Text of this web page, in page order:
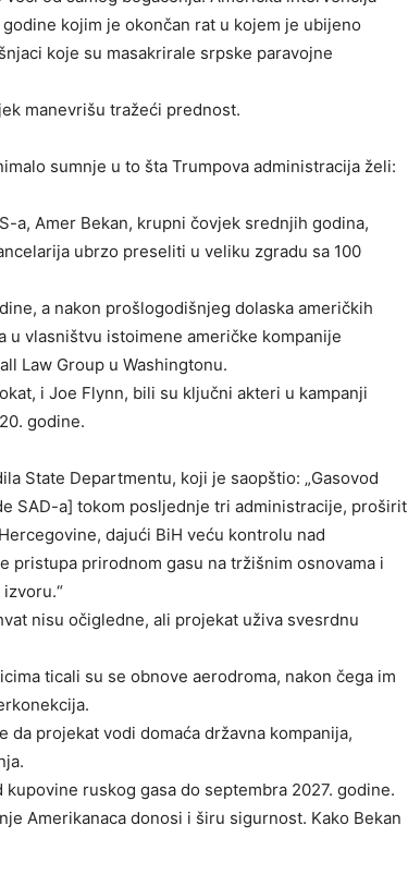
kojim je okončan rat u kojem je ubijeno
koje su masakrirale srpske paravojne
manevrišu tražeći prednost.
sumnje u to šta Trumpova administracija želi:
a, Amer Bekan, krupni čovjek srednjih godina,
ubrzo preseliti u veliku zgradu sa 100
a nakon prošlogodišnjeg dolaska američkih
u vlasništvu istoimene američke kompanije
Law Group u Washingtonu.
i Joe Flynn, bili su ključni akteri u kampanji
godine.
State Departmentu, koji je saopštio: „Gasovod
SAD-a] tokom posljednje tri administracije, proširit
dajući BiH veću kontrolu nad
pristupa prirodnom gasu na tržišnim osnovama i
nisu očigledne, ali projekat uživa svesrdnu
ticali su se obnove aerodroma, nakon čega im
da projekat vodi domaća državna kompanija,
ruskog gasa do septembra 2027. godine.
Amerikanaca donosi i širu sigurnost. Kako Bekan